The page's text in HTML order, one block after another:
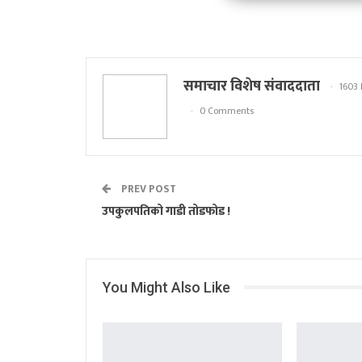
समाचार विशेष संवाददाता
1603
0 Comments
PREV POST
उपकुलपतिको गाडी तोडफोड !
You Might Also Like